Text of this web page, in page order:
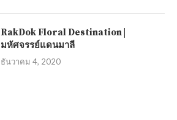
RakDok Floral Destination |
มหัศจรรย์แดนมาลี
ธันวาคม 4, 2020